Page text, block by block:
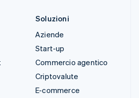
Soluzioni
Aziende
Start-up
Commercio agentico
Criptovalute
E-commerce